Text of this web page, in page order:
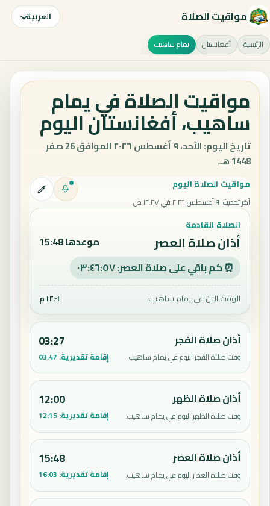
مواقيت الصلاة العربية
الرئيسية أفغانستان يمام ساهيب
مواقيت الصلاة في يمام
ساهيب، أفغانستان اليوم
تاريخ اليوم: الأحد، ٩ أغسطس ٢٠٢٦ الموافق 26 صفر
1448 هـ.
مواقيت الصلاة اليوم
آخر تحديث: ٩ أغسطس ٢٠٢٦ في ١٢:٢٧ ص
الصلاة القادمة
أذان صلاة العصر موعدها 15:48
⏰ كم باقي على صلاة العصر: ٠٣:٤٦:٥٦
الوقت الآن في يمام ساهيب ١٢:٠١ م
أذان صلاة الفجر
وقت صلاة الفجر اليوم في يمام ساهيب.
03:27
إقامة تقديرية: 03:47
أذان صلاة الظهر
وقت صلاة الظهر اليوم في يمام ساهيب.
12:00
إقامة تقديرية:12:15
أذان صلاة العصر
وقت صلاة العصر اليوم في يمام ساهيب.
15:48
إقامة تقديرية: 16:03